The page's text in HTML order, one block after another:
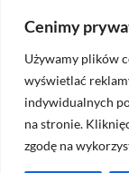
Cenimy
Używamy plików
wyświetlać
indywidualnych
na stronie.
zgodę na
Odwiedź